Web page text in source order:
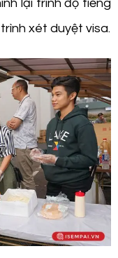
lại trình độ tiếng
xét duyệt visa.